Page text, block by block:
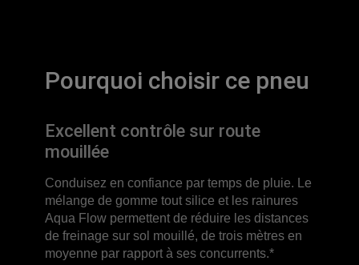
Pourquoi choisir ce pneu
Excellent contrôle sur route
mouillée
Conduisez en confiance par temps de pluie. Le
mélange de gomme tout silice et les rainures
Aqua Flow permettent de réduire les distances
de freinage sur sol mouillé, de trois mètres en
moyenne par rapport à ses concurrents.*